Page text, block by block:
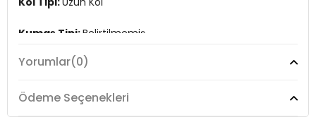
Kumaş Tipi:Belirtilmemiş
Boy:Standart
Kalıp Bilgisi:Slim Fit
Yorumlar(0)
Ödeme Seçenekleri